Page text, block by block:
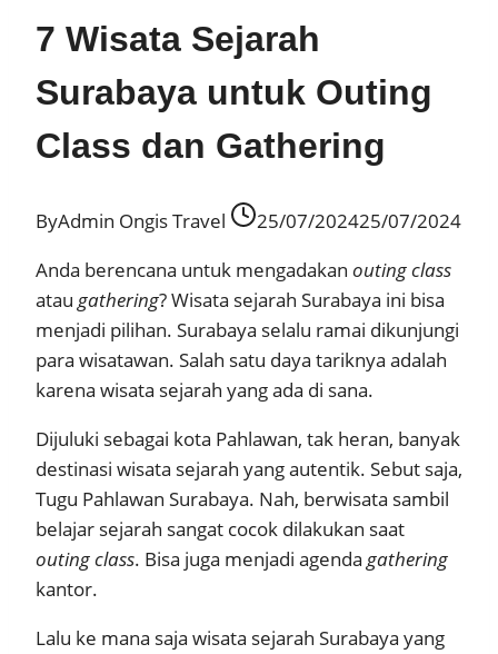
7 Wisata Sejarah
Surabaya untuk Outing
Class dan Gathering
ByAdmin Ongis Travel 25/07/202425/07/2024
Anda berencana untuk mengadakan outing class
atau gathering? Wisata sejarah Surabaya ini bisa
menjadi pilihan. Surabaya selalu ramai dikunjungi
para wisatawan. Salah satu daya tariknya adalah
karena wisata sejarah yang ada di sana.
Dijuluki sebagai kota Pahlawan, tak heran, banyak
destinasi wisata sejarah yang autentik. Sebut saja,
Tugu Pahlawan Surabaya. Nah, berwisata sambil
belajar sejarah sangat cocok dilakukan saat
outing class. Bisa juga menjadi agenda gathering
kantor.
Lalu ke mana saja wisata sejarah Surabaya yang